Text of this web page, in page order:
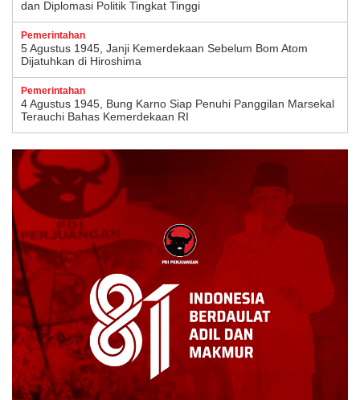
dan Diplomasi Politik Tingkat Tinggi
Pemerintahan
5 Agustus 1945, Janji Kemerdekaan Sebelum Bom Atom
Dijatuhkan di Hiroshima
Pemerintahan
4 Agustus 1945, Bung Karno Siap Penuhi Panggilan Marsekal
Terauchi Bahas Kemerdekaan RI